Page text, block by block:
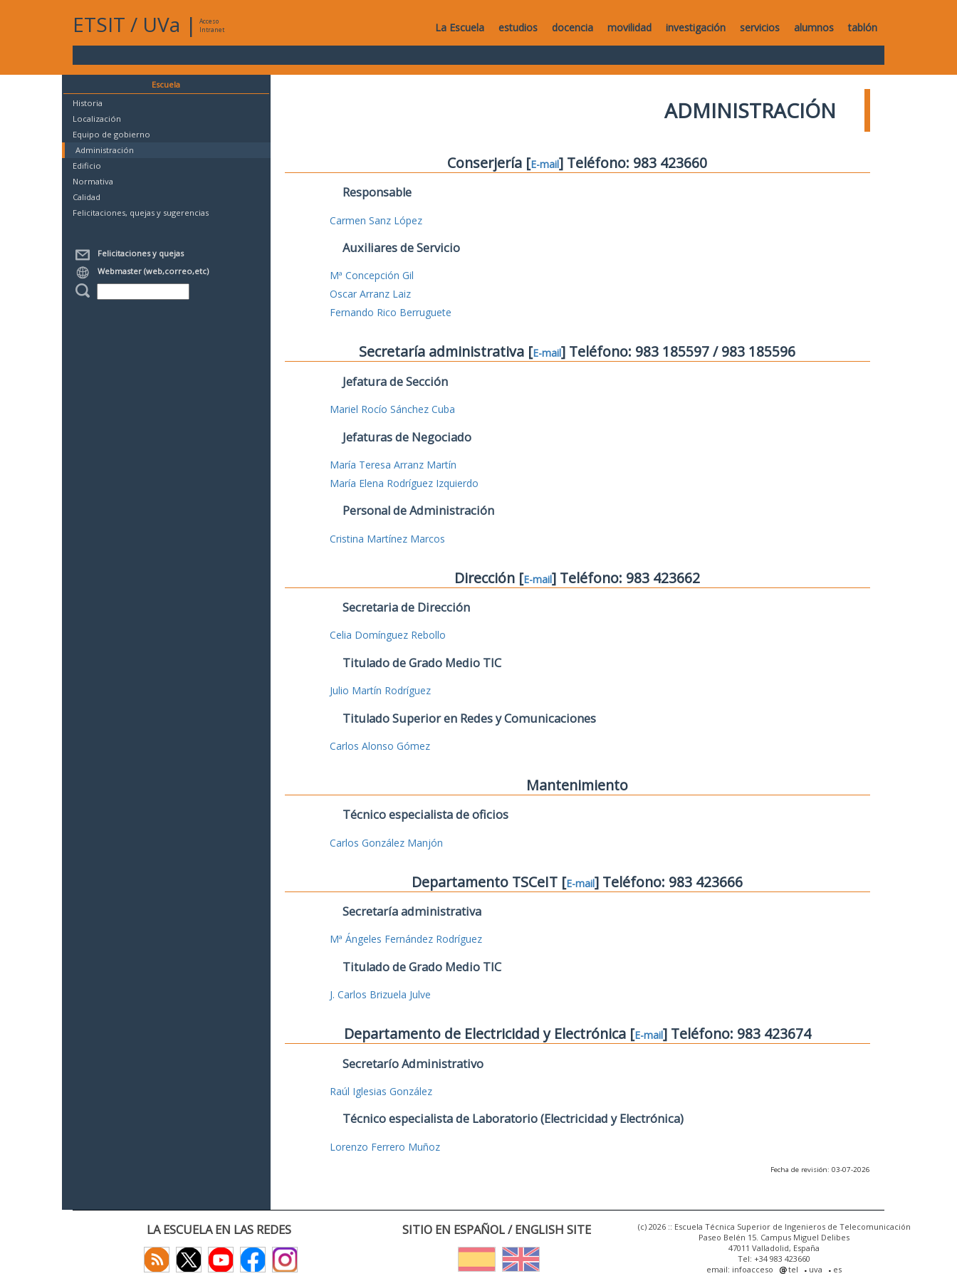
ETSIT / UVa |
Acceso
Intranet
La Escuela estudios docencia movilidad investigación servicios alumnos tablón
Escuela
Historia
Localización
Equipo de gobierno
Administración
Edificio
Normativa
Calidad
Felicitaciones, quejas y sugerencias
Felicitaciones y quejas
Webmaster (web,correo,etc)
ADMINISTRACIÓN
Conserjería [E-mail] Teléfono: 983 423660
Responsable
Carmen Sanz López
Auxiliares de Servicio
Mª Concepción Gil
Oscar Arranz Laiz
Fernando Rico Berruguete
Secretaría administrativa [E-mail] Teléfono: 983 185597 / 983 185596
Jefatura de Sección
Mariel Rocío Sánchez Cuba
Jefaturas de Negociado
María Teresa Arranz Martín
María Elena Rodríguez Izquierdo
Personal de Administración
Cristina Martínez Marcos
Dirección [E-mail] Teléfono: 983 423662
Secretaria de Dirección
Celia Domínguez Rebollo
Titulado de Grado Medio TIC
Julio Martín Rodríguez
Titulado Superior en Redes y Comunicaciones
Carlos Alonso Gómez
Mantenimiento
Técnico especialista de oficios
Carlos González Manjón
Departamento TSCeIT [E-mail] Teléfono: 983 423666
Secretaría administrativa
Mª Ángeles Fernández Rodríguez
Titulado de Grado Medio TIC
J. Carlos Brizuela Julve
Departamento de Electricidad y Electrónica [E-mail] Teléfono: 983 423674
Secretarío Administrativo
Raúl Iglesias González
Técnico especialista de Laboratorio (Electricidad y Electrónica)
Lorenzo Ferrero Muñoz
Fecha de revisión: 03-07-2026
LA ESCUELA EN LAS REDES SITIO EN ESPAÑOL / ENGLISH SITE
(c) 2026 :: Escuela Técnica Superior de Ingenieros de Telecomunicación
Paseo Belén 15. Campus Miguel Delibes
47011 Valladolid, España
Tel: +34 983 423660
email: infoacceso
tel uva es